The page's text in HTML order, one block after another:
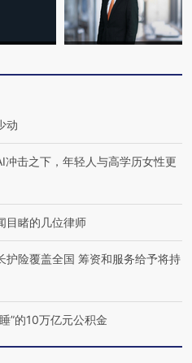
种
视线｜被称为“蟑螂”的印
度Z世代 用街头抗争将教
育部长拱下台
飞地休达
动
冲击之下，年轻人与高学历女性更
目睹的几位律师
护险覆盖全国 筹资和服务给予将持
”的10万亿元公积金